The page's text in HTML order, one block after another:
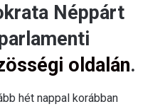
Néppárt
oldalán.
hét nappal korábban